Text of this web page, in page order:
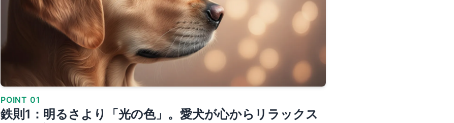
POINT 01
鉄則1：明るさより「光の色」。愛犬が心からリラックス